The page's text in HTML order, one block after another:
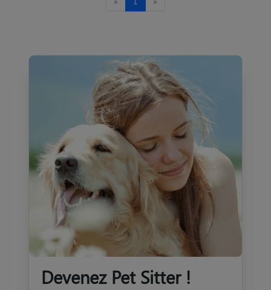
Devenez Pet Sitter !